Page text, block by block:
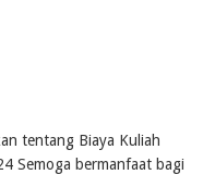
tentang Biaya Kuliah
Semoga bermanfaat bagi